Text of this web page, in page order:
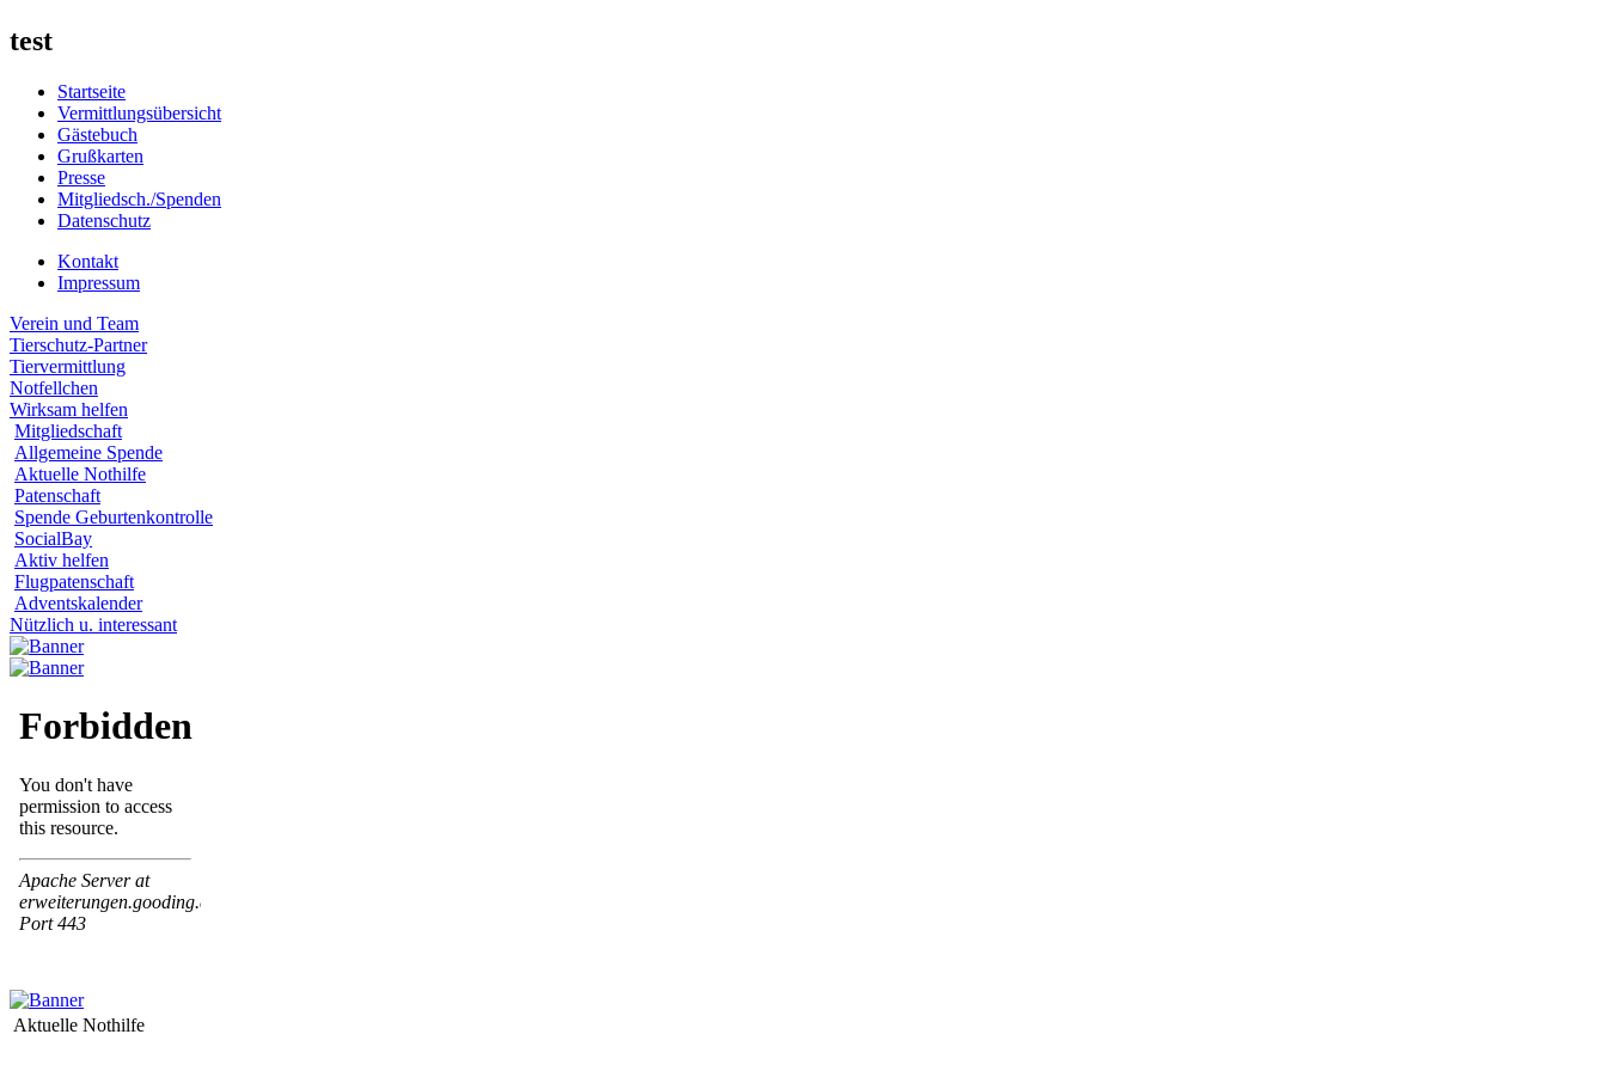
test
Startseite
Vermittlungsübersicht
Gästebuch
Grußkarten
Presse
Mitgliedsch./Spenden
Datenschutz
Kontakt
Impressum
Verein und Team
Tierschutz-Partner
Tiervermittlung
Notfellchen
Wirksam helfen
Mitgliedschaft
Allgemeine Spende
Aktuelle Nothilfe
Patenschaft
Spende Geburtenkontrolle
SocialBay
Aktiv helfen
Flugpatenschaft
Adventskalender
Nützlich u. interessant
Aktuelle Nothilfe